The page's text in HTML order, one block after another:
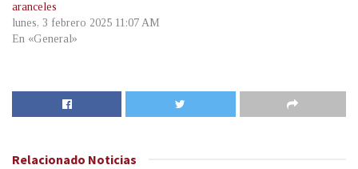
aranceles
lunes, 3 febrero 2025 11:07 AM
En «General»
Relacionado Noticias